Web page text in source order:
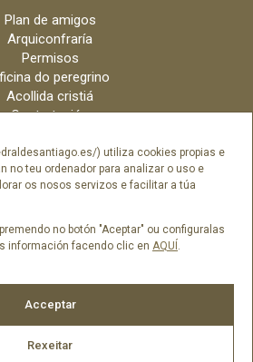
) utiliza cookies propias e
no teu ordenador para analizar o uso e
os nosos servizos e facilitar a túa
no botón "Aceptar" ou configuralas
información facendo clic en AQUÍ.
Acceptar
Rexeitar
Plan de amigos
Arquiconfraría
Permisos
do peregrino
Acollida cristiá
Contratación
Arquidiócese
Créditos
Catálogo Dixital